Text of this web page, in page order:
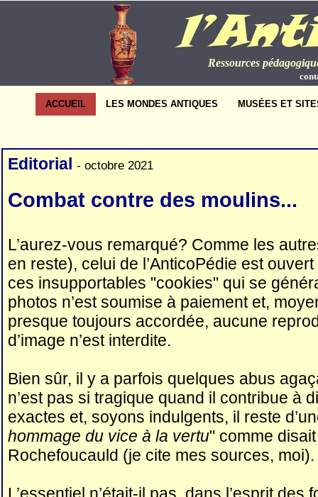
Ressources
ACCUEIL LES MONDES ANTIQUES MUSÉES ET
Editorial - octobre 2021
Combat contre des moulins...
L’aurez-vous remarqué? Comme les
en reste), celui de l’AnticoPédie est
ces insupportables "cookies" qui se
photos n’est soumise à paiement et,
presque toujours accordée, aucune
d’image n’est interdite.
Bien sûr, il y a parfois quelques abus
n’est pas si tragique quand il contribue à
exactes et, soyons indulgents, il reste
hommage du vice à la vertu" comme
Rochefoucauld (je cite mes sources, moi).